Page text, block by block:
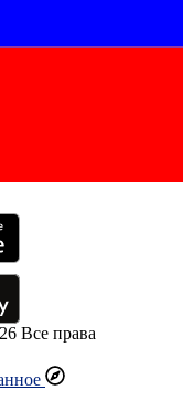
Все права